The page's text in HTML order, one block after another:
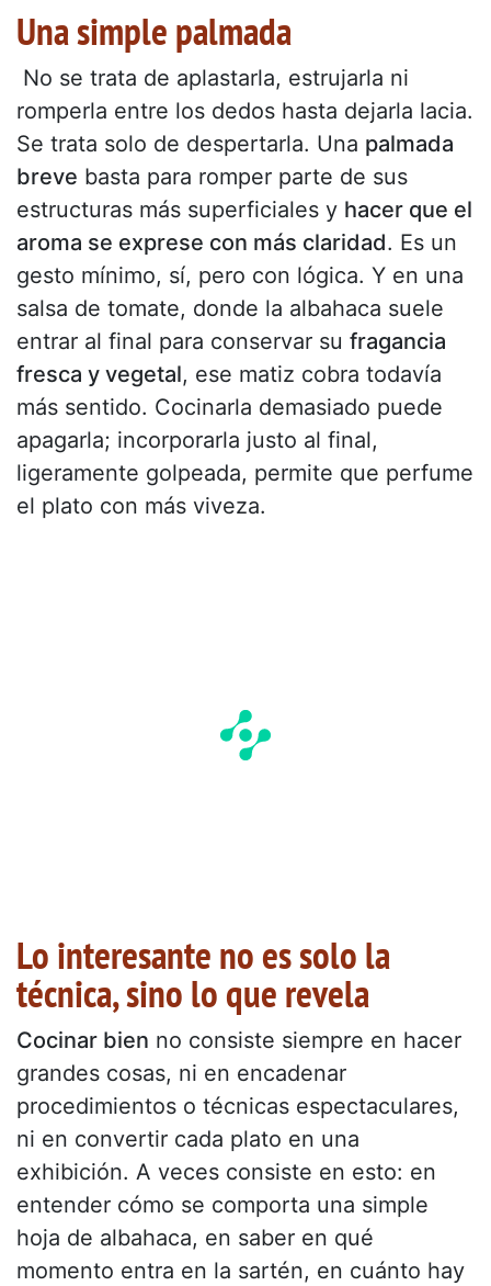
Una simple palmada
No se trata de aplastarla, estrujarla ni
romperla entre los dedos hasta dejarla lacia.
Se trata solo de despertarla. Una palmada
breve basta para romper parte de sus
estructuras más superficiales y hacer que el
aroma se exprese con más claridad. Es un
gesto mínimo, sí, pero con lógica. Y en una
salsa de tomate, donde la albahaca suele
entrar al final para conservar su fragancia
fresca y vegetal, ese matiz cobra todavía
más sentido. Cocinarla demasiado puede
apagarla; incorporarla justo al final,
ligeramente golpeada, permite que perfume
el plato con más viveza.
Lo interesante no es solo la
técnica, sino lo que revela
Cocinar bien no consiste siempre en hacer
grandes cosas, ni en encadenar
procedimientos o técnicas espectaculares,
ni en convertir cada plato en una
exhibición. A veces consiste en esto: en
entender cómo se comporta una simple
hoja de albahaca, en saber en qué
momento entra en la sartén, en cuánto hay